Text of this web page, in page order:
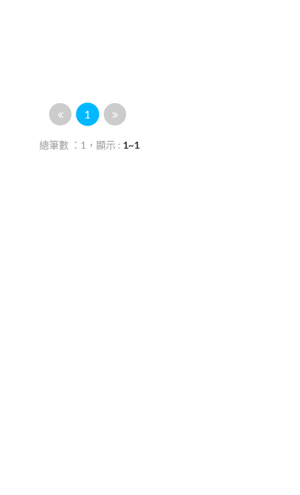
1
總筆數 ：1，顯示 : 1~1